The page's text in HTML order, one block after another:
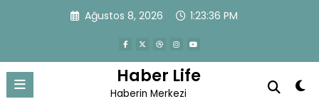
Ağustos 8, 2026 1:23:36 PM
Haber Life
Haberin Merkezi